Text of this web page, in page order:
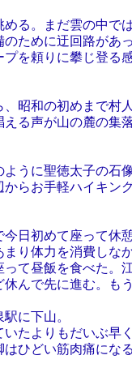
まだ雲の中ではな
に迂回路があった
りに攀じ登る感
の初めまで村人に
が山の麓の集落ま
聖徳太子の石像
手軽ハイキングコ
めて座って休憩し
力を消費しなか
飯を食べた。江ノ
先に進む。もう
駅に下山。
りもだいぶ早く
い筋肉痛になる